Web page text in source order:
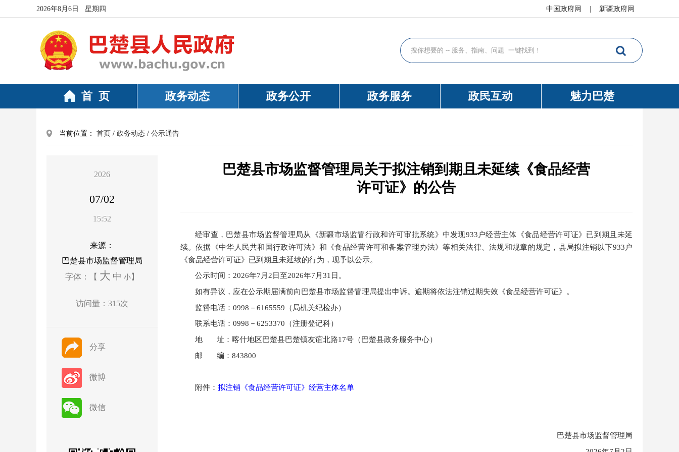
2026年8月6日 星期四 中国政府网 新疆政府网
首 页 政务动态 政务公开 政务服务 政民互动 魅力巴楚
当前位置： 首页 / 政务动态 / 公示通告
2026
07/02
15:52
来源：
巴楚县市场监督管理局
字体：【 大 中 小 】
访问量：315次
分享
微博
微信
巴楚县市场监督管理局关于拟注销到期且未延续《食品经营
许可证》的公告
经审查，巴楚县市场监督管理局从《新疆市场监管行政和许可审批系统》中发现933户经营主体《食品经营许可证》已到期且未延
续。依据《中华人民共和国行政许可法》和《食品经营许可和备案管理办法》等相关法律、法规和规章的规定， 县局拟注销以下933户
《食品经营许可证》已到期且未延续的行为 ，现予以公示。
公示时间 ： 2026年7月 2 日至2026年7月 31 日。
如有异议，应在公示期 届满前向 巴楚县市场监督管理局提出申诉。逾期将依法注销过期失效 《食品经营许可证》。
监督电话： 0998－6165559（局机关纪检办）
联系电话： 0998－6253370 （注册登记科）
地
址： 喀什地区 巴楚县巴楚镇友谊北路17号（巴楚县政务服务中心）
邮
编： 843800
附件： 拟注销《食品经营许可证》经营主体名单
巴楚县市场监督管理局